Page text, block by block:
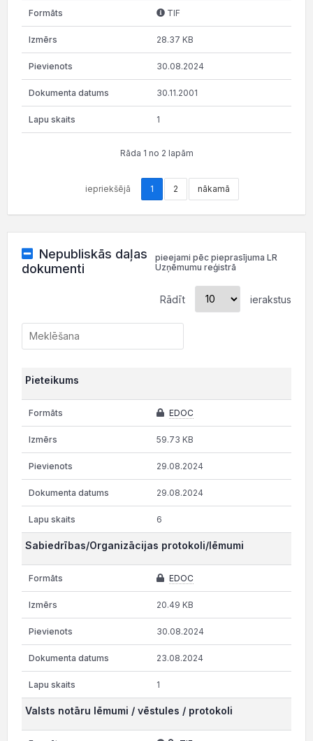
TIF
28.37 KB
30.08.2024
30.11.2001
1
Rāda 1 no 2 lapām
iepriekšējā 1 2 nākamā
Nepubliskās daļas
dokumenti
pieejami pēc pieprasījuma LR
Uzņēmumu reģistrā
Rādīt ierakstus
Pieteikums
EDOC
59.73 KB
29.08.2024
29.08.2024
6
Sabiedrības/Organizācijas protokoli/lēmumi
EDOC
20.49 KB
30.08.2024
23.08.2024
1
Valsts notāru lēmumi / vēstules / protokoli